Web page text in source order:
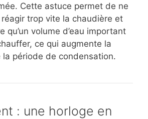
Cette astuce permet de ne
trop vite la chaudière et
qu’un volume d’eau important
ce qui augmente la
la période de condensation.
: une horloge en